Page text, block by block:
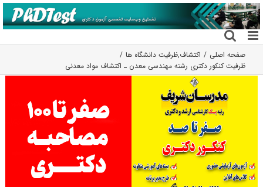
رفتن
به
محتوا
صفحه اصلی اکتشاف,ظرفیت دانشگاه ها
ظرفیت کنکور دکتری رشته ﻣﻬﻨﺪسی ﻣﻌﺪن ـ اﻛﺘﺸﺎف مواد معدنی